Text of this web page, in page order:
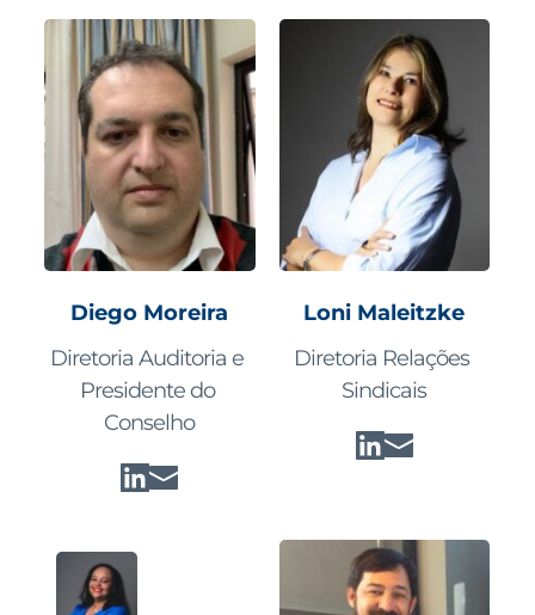
Diego Moreira
Diretoria Auditoria e
Presidente do
Conselho
Loni Maleitzke
Diretoria Relações
Sindicais